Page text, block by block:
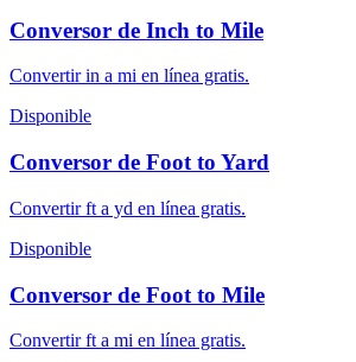
Conversor de Inch to Mile
Convertir in a mi en línea gratis.
Disponible
Conversor de Foot to Yard
Convertir ft a yd en línea gratis.
Disponible
Conversor de Foot to Mile
Convertir ft a mi en línea gratis.